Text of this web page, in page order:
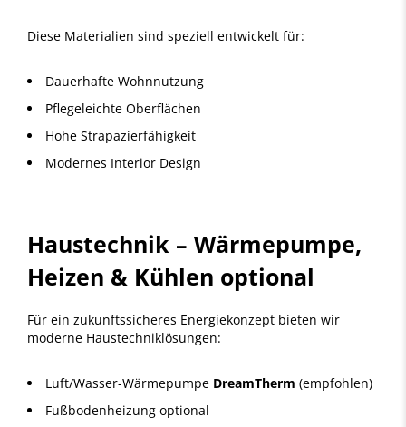
Diese Materialien sind speziell entwickelt für:
Dauerhafte Wohnnutzung
Pflegeleichte Oberflächen
Hohe Strapazierfähigkeit
Modernes Interior Design
Haustechnik – Wärmepumpe,
Heizen & Kühlen optional
Für ein zukunftssicheres Energiekonzept bieten wir
moderne Haustechniklösungen:
Luft/Wasser-Wärmepumpe DreamTherm (empfohlen)
Fußbodenheizung optional